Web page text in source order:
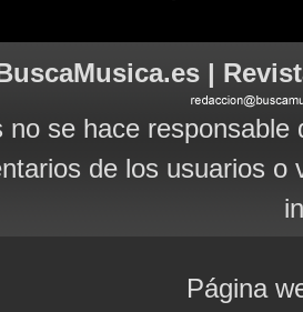
|
no se hace
de los usuarios
Página